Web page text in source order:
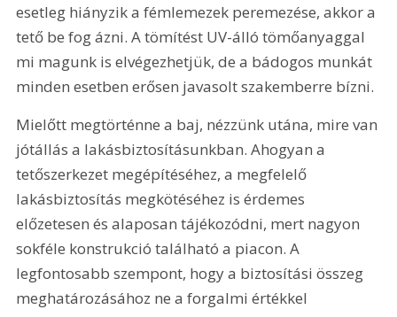
esetleg hiányzik a fémlemezek peremezése, akkor a
tető be fog ázni. A tömítést UV-álló tömőanyaggal
mi magunk is elvégezhetjük, de a bádogos munkát
minden esetben erősen javasolt szakemberre bízni.
Mielőtt megtörténne a baj, nézzünk utána, mire van
jótállás a lakásbiztosításunkban. Ahogyan a
tetőszerkezet megépítéséhez, a megfelelő
lakásbiztosítás megkötéséhez is érdemes
előzetesen és alaposan tájékozódni, mert nagyon
sokféle konstrukció található a piacon. A
legfontosabb szempont, hogy a biztosítási összeg
meghatározásához ne a forgalmi értékkel